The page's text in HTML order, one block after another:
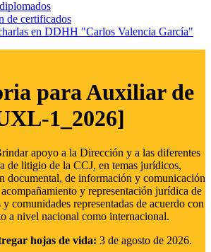
de certificados
en DDHH "Carlos Valencia García"
para Auxiliar de
1_2026]
apoyo a la Dirección y a las diferentes
de litigio de la CCJ, en temas jurídicos,
documental, de información y comunicación
y representación jurídica de
comunidades representadas de acuerdo con
a nivel nacional como internacional.
hojas de vida: 3 de agosto de 2026.